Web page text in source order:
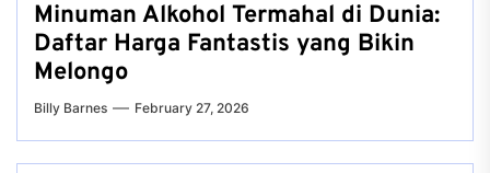
Minuman Alkohol Termahal di Dunia:
Daftar Harga Fantastis yang Bikin
Melongo
Billy Barnes February 27, 2026